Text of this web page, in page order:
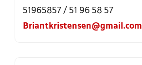
51965857 / 51 96 58 57
Briantkristensen@gmail.com